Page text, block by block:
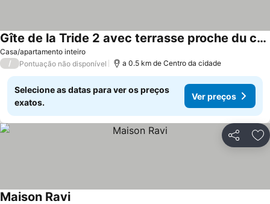
Casa/apartamento inteiro
Gîte de la Tride 2 avec terrasse proche du centre
/ Pontuação não disponível a 0.5 km de Centro da cidade
Selecione as datas para ver os preços
exatos.
Ver preços
Partilhar
Maison Ravi